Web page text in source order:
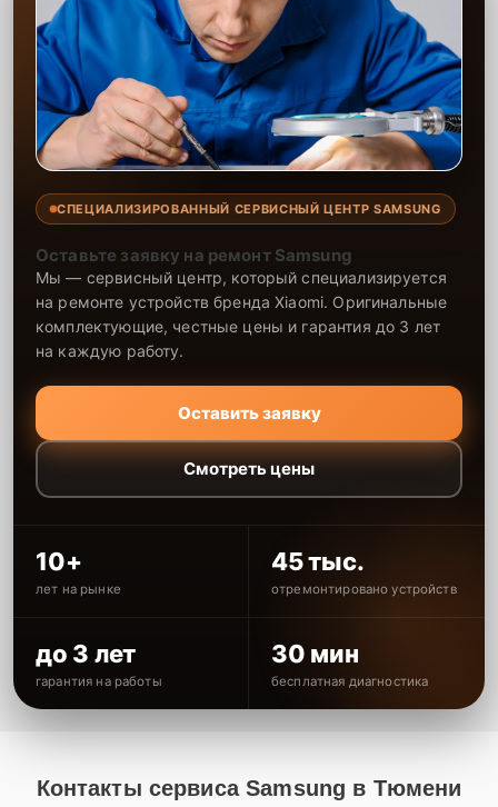
получаете гарантию на ремонт и установленные запчасти, что
позволяет вам быть уверенными в надёжности вашего
оборудования.
СПЕЦИАЛИЗИРОВАННЫЙ СЕРВИСНЫЙ ЦЕНТР SAMSUNG
Оставьте заявку на ремонт Samsung
Мы — сервисный центр, который специализируется
на ремонте устройств бренда Xiaomi. Оригинальные
комплектующие, честные цены и гарантия до 3 лет
на каждую работу.
Оставить заявку
Смотреть цены
10+
лет на рынке
45 тыс.
отремонтировано устройств
до 3 лет
гарантия на работы
30 мин
бесплатная диагностика
Контакты сервиса Samsung в Тюмени